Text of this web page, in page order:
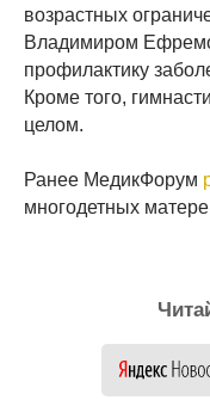
возрастных
Владимиром
профилактику
Кроме того,
целом.
Ранее МедикФорум
многодетных